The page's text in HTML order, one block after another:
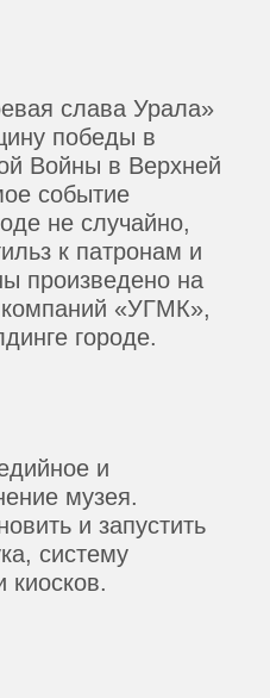
слава Урала»
победы в
Войны в Верхней
событие
не случайно,
к патронам и
произведено на
компаний «УГМК»,
городе.
и
музея.
и запустить
систему
киосков.